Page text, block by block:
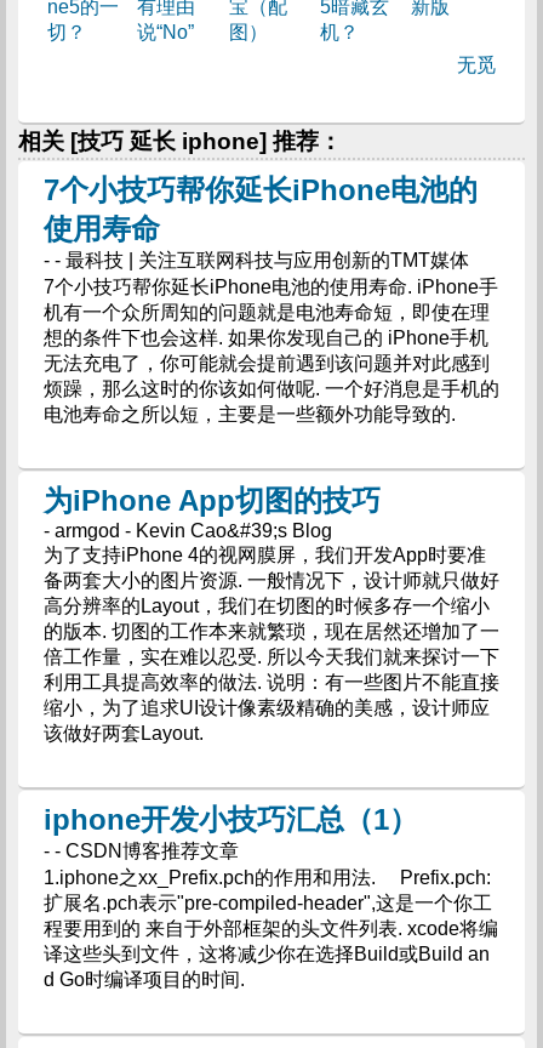
ne5的一
切？
有理由
说“No”
宝（配
图）
5暗藏玄
机？
新版
无觅
相关 [技巧 延长 iphone] 推荐：
7个小技巧帮你延长iPhone电池的
使用寿命
- - 最科技 | 关注互联网科技与应用创新的TMT媒体
7个小技巧帮你延长iPhone电池的使用寿命. iPhone手
机有一个众所周知的问题就是电池寿命短，即使在理
想的条件下也会这样. 如果你发现自己的 iPhone手机
无法充电了，你可能就会提前遇到该问题并对此感到
烦躁，那么这时的你该如何做呢. 一个好消息是手机的
电池寿命之所以短，主要是一些额外功能导致的.
为iPhone App切图的技巧
- armgod - Kevin Cao&#39;s Blog
为了支持iPhone 4的视网膜屏，我们开发App时要准
备两套大小的图片资源. 一般情况下，设计师就只做好
高分辨率的Layout，我们在切图的时候多存一个缩小
的版本. 切图的工作本来就繁琐，现在居然还增加了一
倍工作量，实在难以忍受. 所以今天我们就来探讨一下
利用工具提高效率的做法. 说明：有一些图片不能直接
缩小，为了追求UI设计像素级精确的美感，设计师应
该做好两套Layout.
iphone开发小技巧汇总（1）
- - CSDN博客推荐文章
1.iphone之xx_Prefix.pch的作用和用法. Prefix.pch:
扩展名.pch表示"pre-compiled-header",这是一个你工
程要用到的 来自于外部框架的头文件列表. xcode将编
译这些头到文件，这将减少你在选择Build或Build an
d Go时编译项目的时间.